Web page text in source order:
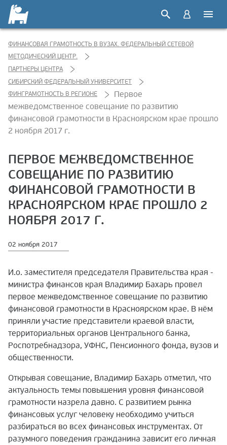
ФИНАНСОВАЯ ГРАМОТНОСТЬ В ВУЗАХ. ФЕДЕРАЛЬНЫЙ СЕТЕВОЙ
МЕТОДИЧЕСКИЙ ЦЕНТР.
ПАРТНЕРЫ ЦЕНТРА
СИБИРСКИЙ ФЕДЕРАЛЬНЫЙ УНИВЕРСИТЕТ
ФИНГРАМОТНОСТЬ В РЕГИОНЕ
Первое
межведомственное совещание по развитию
финансовой грамотности в Красноярском крае прошло
2 ноября 2017 г.
ПЕРВОЕ МЕЖВЕДОМСТВЕННОЕ
СОВЕЩАНИЕ ПО РАЗВИТИЮ
ФИНАНСОВОЙ ГРАМОТНОСТИ В
КРАСНОЯРСКОМ КРАЕ ПРОШЛО 2
НОЯБРЯ 2017 Г.
02 ноября 2017
И.о. заместителя председателя Правительства края -
министра финансов края Владимир Бахарь провел
первое межведомственное совещание по развитию
финансовой грамотности в Красноярском крае. В нём
приняли участие представители краевой власти,
территориальных органов Центрального банка,
Роспотребнадзора, УФНС, Пенсионного фонда, вузов и
общественности.
Открывая совещание, Владимир Бахарь отметил, что
актуальность темы повышения уровня финансовой
грамотности назрела давно. С развитием рынка
финансовых услуг человеку необходимо учиться
разбираться во всех финансовых инструментах. От
разумного поведения гражданина зависит его личная